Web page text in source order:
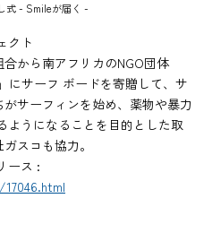
式 - Smileが届く -
クト
から南アフリカのNGO団体
にサーフ ボードを寄贈して、サ
サーフィンを始め、薬物や暴力
ようになることを目的とした取
スコも協力。
ース :